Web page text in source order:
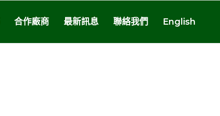
合作廠商 最新訊息 聯絡我們 English